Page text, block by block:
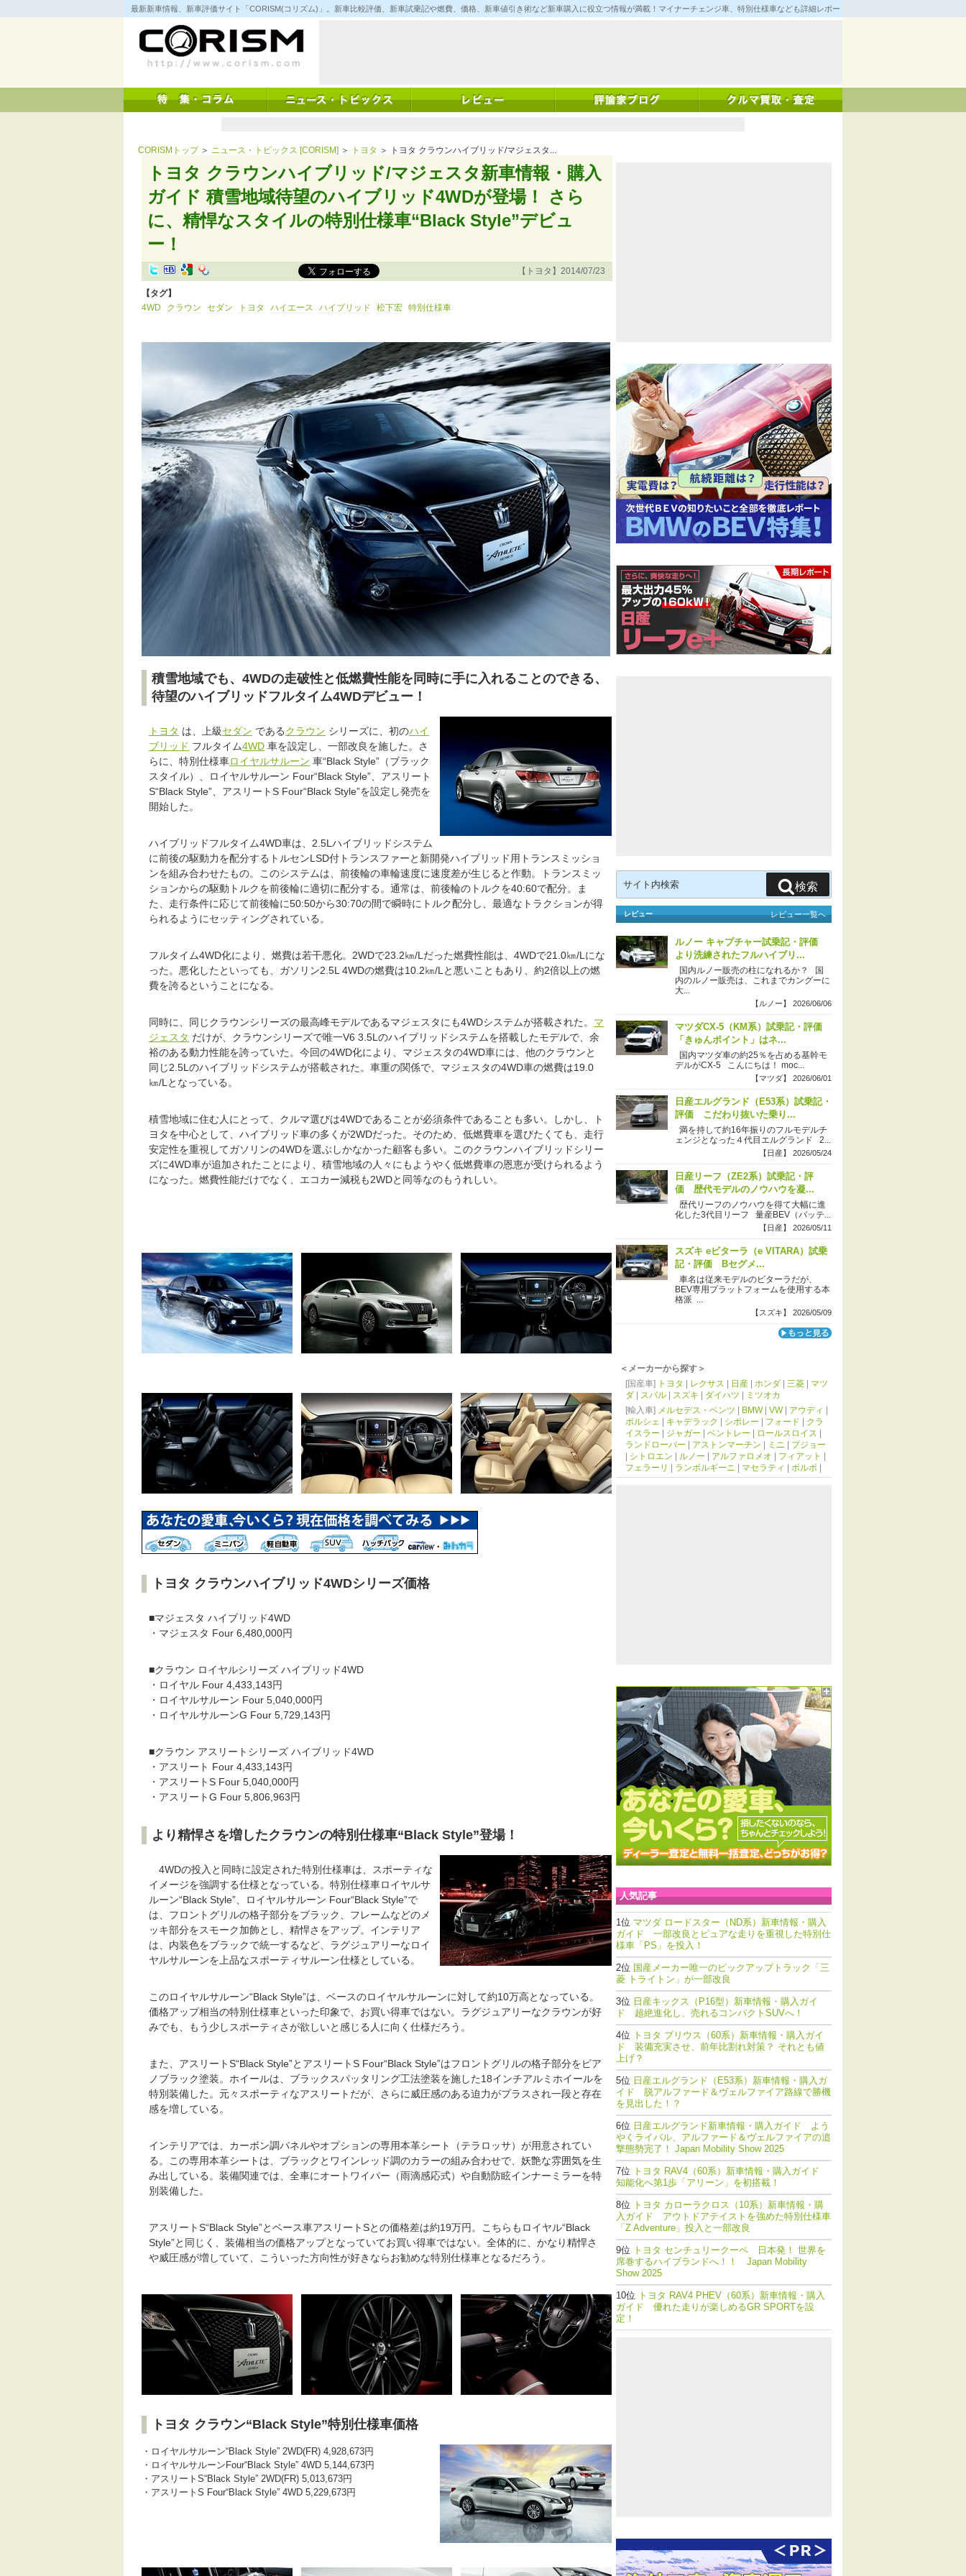
コ
ン
キ
ッ
最新新車情報、新車評価サイト「CORISM(コリズム)」。新車比較評価、新車試乗記や燃費、価格、新車値引き術など新車購入に役立つ情報が満載！マイナーチェンジ車、特別仕様車なども詳細レポート！
CORISMトップ＞ ニュース・トピックス [CORISM] ＞ トヨタ ＞ トヨタ クラウンハイブリッド/マジェスタ...
トヨタ クラウンハイブリッド/マジェスタ新車情報・購入
ガイド 積雪地域待望のハイブリッド4WDが登場！ さら
に、精悍なスタイルの特別仕様車“Black Style”デビュ
ー！
【トヨタ】2014/07/23
【タグ】
4WD
クラウン セダン トヨタ ハイエース ハイブリッド 松下宏 特別仕様車
積雪地域でも、4WDの走破性と低燃費性能を同時に手に入れることのできる、
待望のハイブリッドフルタイム4WDデビュー！
トヨタ は、上級セダン であるクラウン シリーズに、初のハイ
ブリッド フルタイム4WD 車を設定し、一部改良を施した。さ
らに、特別仕様車ロイヤルサルーン 車“Black Style”（ブラック
スタイル）、ロイヤルサルーン Four“Black Style”、アスリート
S“Black Style”、アスリートS Four“Black Style”を設定し発売を
開始した。
ハイブリッドフルタイム4WD車は、2.5Lハイブリッドシステム
に前後の駆動力を配分するトルセンLSD付トランスファーと新開発ハイブリッド用トランスミッショ
ンを組み合わせたもの。このシステムは、前後輪の車輪速度に速度差が生じると作動。トランスミッ
ションからの駆動トルクを前後輪に適切に配分する。通常は、前後輪のトルクを40:60で配分。ま
た、走行条件に応じて前後輪に50:50から30:70の間で瞬時にトルク配分し、最適なトラクションが得
られるようにセッティングされている。
フルタイム4WD化により、燃費は若干悪化。2WDで23.2㎞/Lだった燃費性能は、4WDで21.0㎞/Lにな
った。悪化したといっても、ガソリン2.5L 4WDの燃費は10.2㎞/Lと悪いこともあり、約2倍以上の燃
費を誇るということになる。
同時に、同じクラウンシリーズの最高峰モデルであるマジェスタにも4WDシステムが搭載された。 マ
ジェスタ だけが、クラウンシリーズで唯一V6 3.5Lのハイブリッドシステムを搭載したモデルで、余
裕のある動力性能を誇っていた。今回の4WD化により、マジェスタの4WD車には、他のクラウンと
同じ2.5Lのハイブリッドシステムが搭載された。車重の関係で、マジェスタの4WD車の燃費は19.0
㎞/Lとなっている。
積雪地域に住む人にとって、クルマ選びは4WDであることが必須条件であることも多い。しかし、ト
ヨタを中心として、ハイブリッド車の多くが2WDだった。そのため、低燃費車を選びたくても、走行
安定性を重視してガソリンの4WDを選ぶしかなかった顧客も多い。このクラウンハイブリッドシリー
ズに4WD車が追加されたことにより、積雪地域の人々にもようやく低燃費車の恩恵が受けられるよう
になった。燃費性能だけでなく、エコカー減税も2WDと同等なのもうれしい。
トヨタ クラウンハイブリッド4WDシリーズ価格
■マジェスタ ハイブリッド4WD
・マジェスタ Four 6,480,000円
■クラウン ロイヤルシリーズ ハイブリッド4WD
・ロイヤル Four 4,433,143円
・ロイヤルサルーン Four 5,040,000円
・ロイヤルサルーンG Four 5,729,143円
■クラウン アスリートシリーズ ハイブリッド4WD
・アスリート Four 4,433,143円
・アスリートS Four 5,040,000円
・アスリートG Four 5,806,963円
より精悍さを増したクラウンの特別仕様車“Black Style”登場！
4WDの投入と同時に設定された特別仕様車は、スポーティな
イメージを強調する仕様となっている。特別仕様車ロイヤルサ
ルーン“Black Style”、ロイヤルサルーン Four“Black Style”で
は、フロントグリルの格子部分をブラック、フレームなどのメ
ッキ部分をスモーク加飾とし、精悍さをアップ。インテリア
は、内装色をブラックで統一するなど、ラグジュアリーなロイ
ヤルサルーンを上品なスポーティサルーン仕様としている。
このロイヤルサルーン“Black Style”は、ベースのロイヤルサルーンに対して約10万高となっている。
価格アップ相当の特別仕様車といった印象で、お買い得車ではない。ラグジュアリーなクラウンが好
みでも、もう少しスポーティさが欲しいと感じる人に向く仕様だろう。
また、アスリートS“Black Style”とアスリートS Four“Black Style”はフロントグリルの格子部分をピア
ノブラック塗装。ホイールは、ブラックスパッタリング工法塗装を施した18インチアルミホイールを
特別装備した。元々スポーティなアスリートだが、さらに威圧感のある迫力がプラスされ一段と存在
感を増している。
インテリアでは、カーボン調パネルやオプションの専用本革シート（テラロッサ）が用意されてい
る。この専用本革シートは、ブラックとワインレッド調のカラーの組み合わせで、妖艶な雰囲気を生
み出している。装備関連では、全車にオートワイパー（雨滴感応式）や自動防眩インナーミラーを特
別装備した。
アスリートS“Black Style”とベース車アスリートSとの価格差は約19万円。こちらもロイヤル“Black
Style”と同じく、装備相当の価格アップとなっていてお買い得車ではない。全体的に、かなり精悍さ
や威圧感が増していて、こういった方向性が好きならお勧めな特別仕様車となるだろう。
トヨタ クラウン“Black Style”特別仕様車価格
・ロイヤルサルーン“Black Style” 2WD(FR) 4,928,673円
・ロイヤルサルーンFour“Black Style” 4WD 5,144,673円
・アスリートS“Black Style” 2WD(FR) 5,013,673円
・アスリートS Four“Black Style” 4WD 5,229,673円
索:
検索
レビュー レビュー一覧へ
ルノー キャプチャー試乗記・評価
より洗練されたフルハイブリ...
国内ルノー販売の柱になれるか？ 国
内のルノー販売は、これまでカングーに
大...
【ルノー】 2026/06/06
マツダCX-5（KM系）試乗記・評価
「きゅんポイント」はネ...
国内マツダ車の約25％を占める基幹モ
デルがCX-5 こんにちは！ moc...
【マツダ】 2026/06/01
日産エルグランド（E53系）試乗記・
評価 こだわり抜いた乗り...
満を持して約16年振りのフルモデルチ
ェンジとなった４代目エルグランド 2...
【日産】 2026/05/24
日産リーフ（ZE2系）試乗記・評
価 歴代モデルのノウハウを凝...
歴代リーフのノウハウを得て大幅に進
化した3代目リーフ 量産BEV（バッテ...
【日産】 2026/05/11
スズキ eビターラ（e VITARA）試乗
記・評価 Bセグメ...
車名は従来モデルのビターラだが、
BEV専用プラットフォームを使用する本
格派 ...
【スズキ】 2026/05/09
＜メーカーから探す＞
[国産車] トヨタ レクサス 日産 ホンダ 三菱
マツ
ダ
スバル スズキ ダイハツ
ミツオカ
[輸入車] メルセデス・ベンツ BMW| VW| アウディ
ポルシェ
キャデラック シボレー フォード
クラ
イスラー
ジャガー ベントレー ロールスロイス
ランドローバー
アストンマーチン ミニ
プジョー
シトロエン ルノー アルファロメオ フィアット
フェラーリ
ランボルギーニ マセラティ ボルボ
人気記事
マツダ ロードスター（ND系）新車情報・購入
ガイド 一部改良とピュアな走りを重視した特別仕
様車「PS」を投入！
国産メーカー唯一のピックアップトラック「三
菱 トライトン」が一部改良
日産キックス（P16型）新車情報・購入ガイ
ド 超絶進化し、売れるコンパクトSUVへ！
トヨタ プリウス（60系）新車情報・購入ガイ
ド 装備充実させ、前年比割れ対策？ それとも値
上げ？
日産エルグランド（E53系）新車情報・購入ガ
イド 脱アルファード＆ヴェルファイア路線で勝機
を見出した！？
日産エルグランド新車情報・購入ガイド よう
やくライバル、アルファード＆ヴェルファイアの追
撃態勢完了！ Japan Mobility Show 2025
トヨタ RAV4（60系）新車情報・購入ガイド
知能化へ第1歩「アリーン」を初搭載！
トヨタ カローラクロス（10系）新車情報・購
入ガイド アウトドアテイストを強めた特別仕様車
「Z Adventure」投入と一部改良
トヨタ センチュリークーペ 日本発！ 世界を
席巻するハイブランドへ！！ Japan Mobility
Show 2025
トヨタ RAV4 PHEV（60系）新車情報・購入
ガイド 優れた走りが楽しめるGR SPORTを設
定！